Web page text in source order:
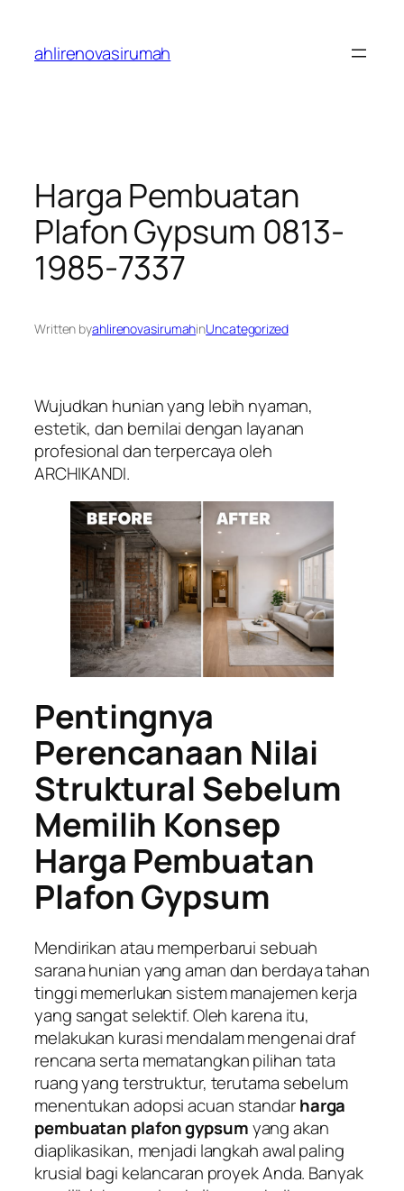
content
ahlirenovasirumah
Harga Pembuatan
Plafon Gypsum 0813-
1985-7337
Written byahlirenovasirumahinUncategorized
Wujudkan hunian yang lebih nyaman,
estetik, dan bernilai dengan layanan
profesional dan terpercaya oleh
ARCHIKANDI.
Pentingnya
Perencanaan Nilai
Struktural Sebelum
Memilih Konsep
Harga Pembuatan
Plafon Gypsum
Mendirikan atau memperbarui sebuah
sarana hunian yang aman dan berdaya tahan
tinggi memerlukan sistem manajemen kerja
yang sangat selektif. Oleh karena itu,
melakukan kurasi mendalam mengenai draf
rencana serta mematangkan pilihan tata
ruang yang terstruktur, terutama sebelum
menentukan adopsi acuan standarharga
pembuatan plafon gypsumyang akan
diaplikasikan, menjadi langkah awal paling
krusial bagi kelancaran proyek Anda. Banyak